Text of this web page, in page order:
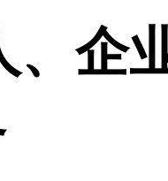
、企